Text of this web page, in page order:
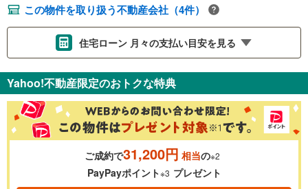
この物件を取り扱う不動産会社（4件）
住宅ローン 月々の支払い目安を見る
金利 ％
0.01%
Yahoo!不動産限定のおトクな特典
ご成約で31,200円 相当の※2
PayPayポイント※3 プレゼント